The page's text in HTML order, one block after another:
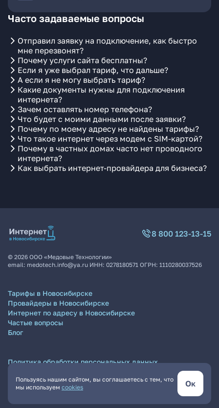
Часто задаваемые вопросы
Отправил заявку на подключение, как быстро
мне перезвонят?
Почему услуги сайта бесплатны?
Если я уже выбрал тариф, что дальше?
А если я не могу выбрать тариф?
Какие документы нужны для подключения
интернета?
Зачем оставлять номер телефона?
Что будет с моими данными после заявки?
Почему по моему адресу не найдены тарифы?
Что такое интернет через модем с SIM-картой?
Почему в частных домах часто нет проводного
интернета?
Как выбрать интернет-провайдера для бизнеса?
Пользуясь нашим сайтом, вы соглашаетесь с тем, что
мы используем cookies Ок
8 800 123-13-15
© 2026 ООО «Медовые Технологии»
email: medotech.info@ya.ru ИНН: 0278180571 ОГРН: 1110280037526
Тарифы в Новосибирске
Провайдеры в Новосибирске
Интернет по адресу в Новосибирске
Частые вопросы
Блог
Политика обработки персональных данных
Пользовательское соглашение